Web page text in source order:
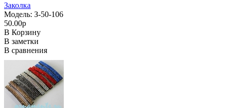
Заколка
Модель: З-50-106
50.00р
В Корзину
В заметки
В сравнения